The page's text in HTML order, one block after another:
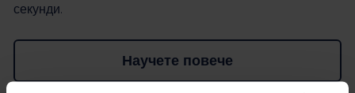
секунди.
Научете повече